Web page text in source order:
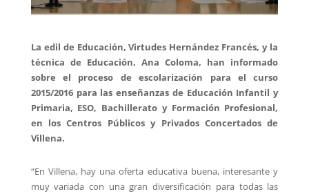
La edil de Educación, Virtudes Hernández Francés, y la
técnica de Educación, Ana Coloma, han informado
sobre el proceso de escolarización para el curso
2015/2016 para las enseñanzas de Educación Infantil y
Primaria, ESO, Bachillerato y Formación Profesional,
en los Centros Públicos y Privados Concertados de
Villena.
“En Villena, hay una oferta educativa buena, interesante y
muy variada con una gran diversificación para todas las